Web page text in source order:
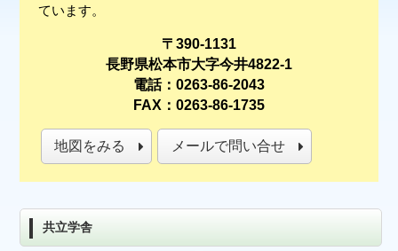
ています。
〒390-1131
長野県松本市大字今井4822-1
電話：0263-86-2043
FAX：0263-86-1735
地図をみる メールで問い合せ
共立学舎